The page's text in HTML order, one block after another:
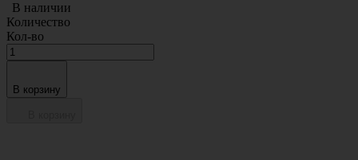
В наличии
Количество
Кол-во
В корзину